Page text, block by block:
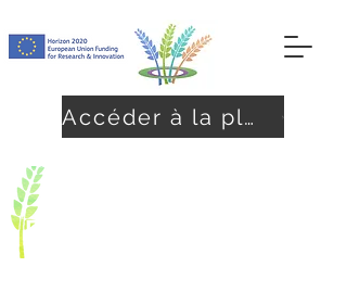
Accéder à la plateforme
RESEARCH UNITS (FFRU)